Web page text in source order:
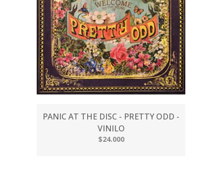
PANIC AT THE DISC - PRETTY ODD -
VINILO
$24.000